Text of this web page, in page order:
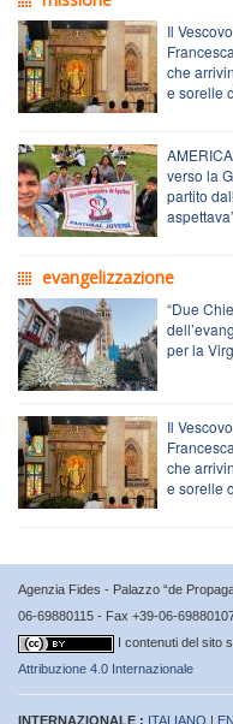
Il
che
e sorelle
verso la
partito
evangelizzazione
“Due
per la
Il
che
e sorelle
Agenzia Fides - Palazzo “de
06-69880115 - Fax +39-06-
I contenuti del sito
Attribuzione 4.0 Internazionale
INTERNAZIONALE : ITALIANO |